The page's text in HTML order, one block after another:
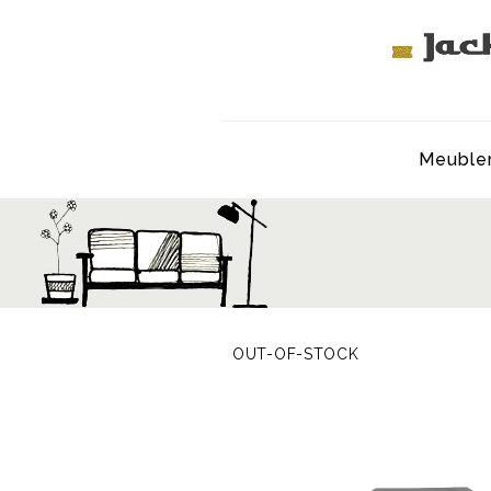
OUT-OF-STOCK